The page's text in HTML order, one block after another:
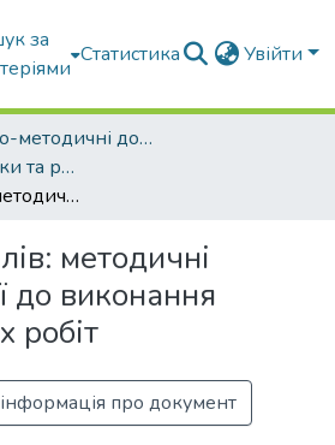
за
Статистика Увійти
Навчально-методичні документи
Методичні вказівки та рекомендації
Опір матеріалів: методичні рекомендації до виконання лабораторних робіт
методичні
до виконання
робіт
про документ